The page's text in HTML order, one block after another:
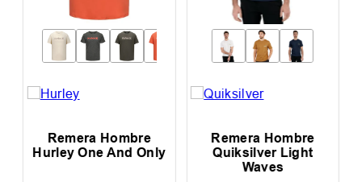
Remera Hombre
Hurley One And Only
Remera Hombre
Quiksilver Light
Waves